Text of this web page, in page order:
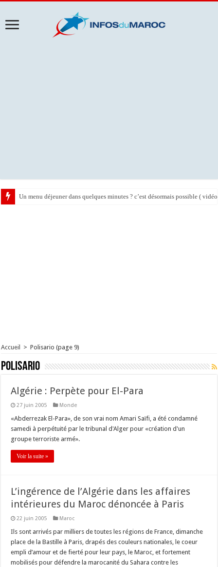
Un menu déjeuner dans quelques minutes ? c’est désormais possible (
Accueil > Polisario (page 9)
Polisario
Algérie : Perpète pour El-Para
27 juin 2005 Monde
«Abderrezak El-Para», de son vrai nom Amari Saïfi, a été condamné
samedi à perpétuité par le tribunal d'Alger pour «création d'un
groupe terroriste armé».
Voir la suite »
L’ingérence de l’Algérie dans les affaires
intérieures du Maroc dénoncée à Paris
22 juin 2005 Maroc
Ils sont arrivés par milliers de toutes les régions de France, dimanche
place de la Bastille à Paris, drapés des couleurs nationales, le coeur
empli d’amour et de fierté pour leur pays, le Maroc, et fortement
mobilisés pour défendre la marocanité du Sahara contre les